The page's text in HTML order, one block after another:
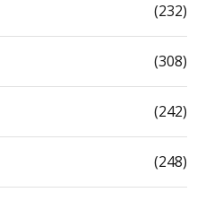
(232)
(308)
(242)
(248)